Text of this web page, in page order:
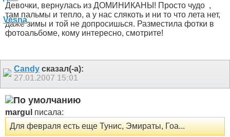
Девочки, вернулась из ДОМИНИКАНЫ! Просто чудо ,
там пальмы и тепло, а у нас слякоть и ни то что лета нет,
даже зимы и той не допросишься. Разместила фотки в
фотоальбоме, кому интересно, смотрите!
Candy сказал(-а):
27.01.2007 15:01
margul писала:
Для февраля есть еще Тунис, Эмираты, Гоа...